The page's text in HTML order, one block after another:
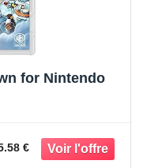
for Nintendo
€